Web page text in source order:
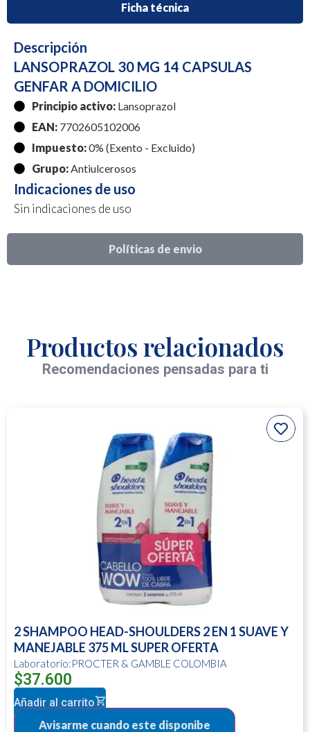
Ficha técnica
Políticas de envio
Descripción
LANSOPRAZOL 30 MG 14 CAPSULAS
GENFAR A DOMICILIO
Principio activo: Lansoprazol
EAN: 7702605102006
Impuesto:0% (Exento - Excluido)
Grupo:Antiulcerosos
Indicaciones de uso
Sin indicaciones de uso
Productos relacionados
Recomendaciones pensadas para ti
2 SHAMPOO HEAD-SHOULDERS 2 EN 1 SUAVE Y
MANEJABLE 375 ML SUPER OFERTA
Laboratorio:PROCTER & GAMBLE COLOMBIA
$37.600
Añadir al carrito